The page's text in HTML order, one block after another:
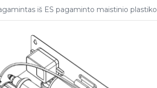
iš ES pagaminto maistinio plastiko